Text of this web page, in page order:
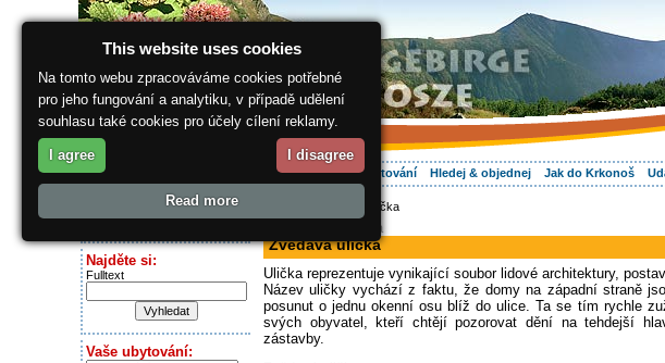
O regionu Vaše dovolená Ubytování Hledej & objednej Jak do Krkonoš
Dnes je:
Najděte si:
Fulltext
Vaše ubytování:
> Zvědavá ulička
historická památka
Zvědavá ulička
Ulička reprezentuje vynikající soubor lidové architektury,
Název uličky vychází z faktu, že domy na západní straně
posunut o jednu okenní osu blíž do ulice. Ta se tím rychle
svých obyvatel, kteří chtějí pozorovat dění na tehdejší
zástavby.
This website uses cookies
Na tomto webu zpracováváme cookies potřebné
pro jeho fungování a analytiku, v případě udělení
souhlasu také cookies pro účely cílení reklamy.
I agree I disagree
Read more